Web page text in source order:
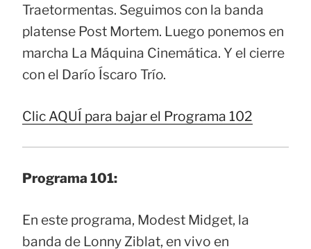
Traetormentas. Seguimos con la banda
platense Post Mortem. Luego ponemos en
marcha La Máquina Cinemática. Y el cierre
con el Darío Íscaro Trío.
Clic AQUÍ para bajar el Programa 102
Programa 101:
En este programa, Modest Midget, la
banda de Lonny Ziblat, en vivo en